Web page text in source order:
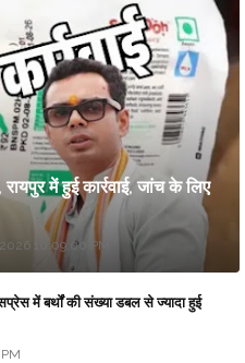
में हुई कार्रवाई, जांच के लिए
10:09:00 PM
में बर्थों की संख्या डबल से ज्यादा हुई